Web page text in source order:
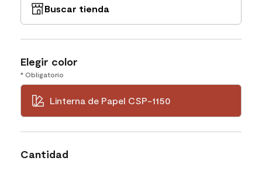
Buscar tienda
Elegir color
* Obligatorio
Linterna de Papel CSP-1150
Cantidad